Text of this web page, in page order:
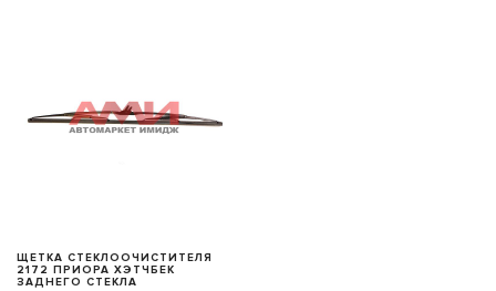
БЫСТРЫЙ ПРОСМОТР
ЩЕТКА СТЕКЛООЧИСТИТЕЛЯ
2172 ПРИОРА ХЭТЧБЕК
ЗАДНЕГО СТЕКЛА